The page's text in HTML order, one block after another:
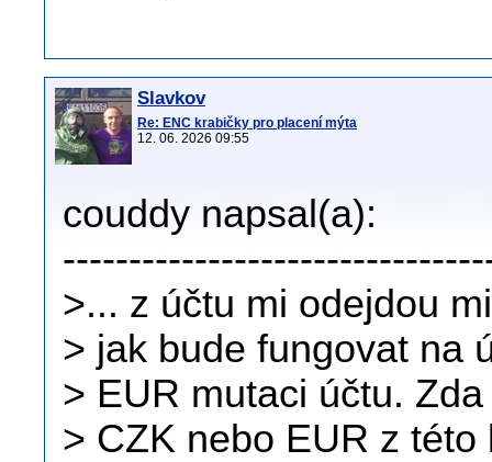
Slavkov
Re: ENC krabičky pro placení mýta
12. 06. 2026 09:55
couddy napsal(a):
>... z účtu mi odejdou
> jak bude fungovat na
> EUR mutaci účtu.
> CZK nebo EUR z této